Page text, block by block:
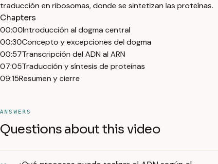
traducción en ribosomas, donde se sintetizan las proteínas.
Chapters
00:00Introducción al dogma central
00:30Concepto y excepciones del dogma
00:57Transcripción del ADN al ARN
07:05Traducción y síntesis de proteínas
09:15Resumen y cierre
ANSWERS
Questions about this video